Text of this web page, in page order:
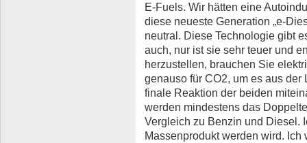
E-Fuels. Wir hätten eine
diese neueste Generation „e-
neutral. Diese Technologie gibt
auch, nur ist sie sehr teuer und
herzustellen, brauchen Sie
genauso für CO2, um es aus
finale Reaktion der beiden
werden mindestens das
Vergleich zu Benzin und Diesel.
Massenprodukt werden wird.